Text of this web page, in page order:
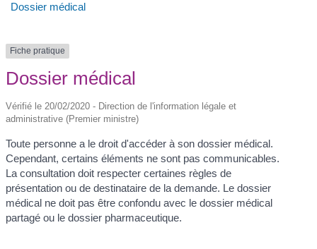
Dossier médical
Fiche pratique
Dossier médical
Vérifié le 20/02/2020 - Direction de l'information légale et
administrative (Premier ministre)
Toute personne a le droit d'accéder à son dossier médical.
Cependant, certains éléments ne sont pas communicables.
La consultation doit respecter certaines règles de
présentation ou de destinataire de la demande. Le dossier
médical ne doit pas être confondu avec le dossier médical
partagé ou le dossier pharmaceutique.